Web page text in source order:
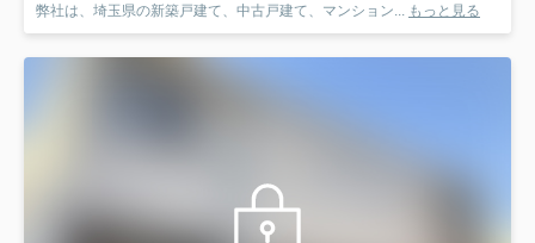
弊社は、埼玉県の新築戸建て、中古戸建て、マンション...
もっと見る